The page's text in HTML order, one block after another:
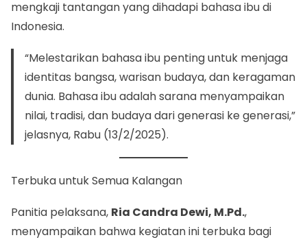
mengkaji tantangan yang dihadapi bahasa ibu di
Indonesia.
“Melestarikan bahasa ibu penting untuk menjaga
identitas bangsa, warisan budaya, dan keragaman
dunia. Bahasa ibu adalah sarana menyampaikan
nilai, tradisi, dan budaya dari generasi ke generasi,”
jelasnya, Rabu (13/2/2025).
Terbuka untuk Semua Kalangan
Panitia pelaksana, Ria Candra Dewi, M.Pd.,
menyampaikan bahwa kegiatan ini terbuka bagi